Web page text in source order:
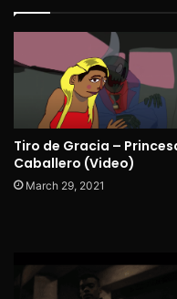
Tiro de Gracia –
Caballero (Video)
March 29, 2021